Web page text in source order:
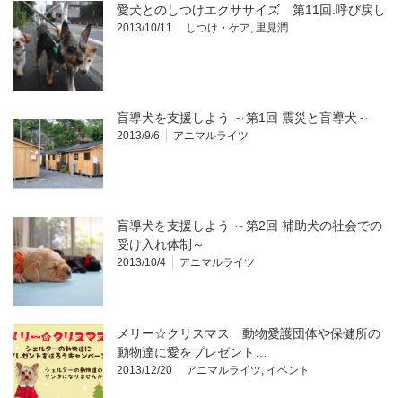
愛犬とのしつけエクササイズ 第11回.呼び戻し
2013/10/11 しつけ・ケア 里見潤
盲導犬を支援しよう ～第1回 震災と盲導犬～
2013/9/6 アニマルライツ
盲導犬を支援しよう ～第2回 補助犬の社会での
受け入れ体制～
2013/10/4 アニマルライツ
メリー☆クリスマス 動物愛護団体や保健所の
動物達に愛をプレゼント…
2013/12/20 アニマルライツ イベント